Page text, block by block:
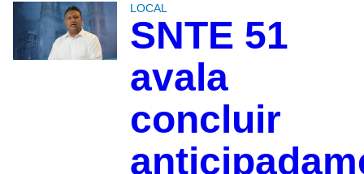
LOCAL
SNTE 51
avala
concluir